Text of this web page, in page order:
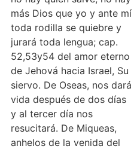
más Dios que yo y ante mí
toda rodilla se quiebre y
jurará toda lengua; cap.
52,53y54 del amor eterno
de Jehová hacia Israel, Su
siervo. De Oseas, nos dará
vida después de dos días
y al tercer día nos
resucitará. De Miqueas,
anhelos de la venida del